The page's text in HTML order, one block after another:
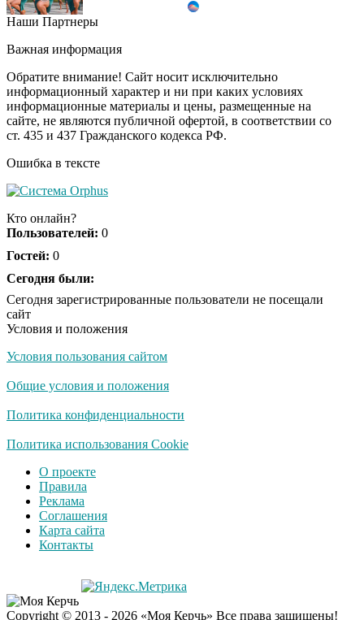
Врач дала 5 советов,
инфаркта и инсульта
летом
i
"Потеряли стыд в
погоне за "Диором":
Поплавская вмазала
Ролик из Омска: вы
Королева вагона
оставит равнодушным
Наши Партнеры
Важная информация
Обратите внимание! Сайт носит исключительно
информационный характер и ни при каких условиях
информационные материалы и цены, размещенные на
сайте, не являются публичной офертой, в соответствии со
ст. 435 и 437 Гражданского кодекса РФ.
Ошибка в тексте
Кто онлайн?
Пользователей: 0
Гостей: 0
Сегодня были:
Сегодня зарегистрированные пользователи не посещали
сайт
Условия и положения
Условия пользования сайтом
Общие условия и положения
Политика конфиденциальности
Политика использования Cookie
О проекте
Правила
Реклама
Соглашения
Карта сайта
Контакты
Copyright © 2013 - 2026 «Моя Керчь» Все права защищены!